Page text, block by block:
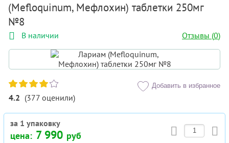
(Mefloquinum, Мефлохин) таблетки 250мг
№8
В наличии Отзывы (0)
4.2 (377 оценили)
Добавить в избранное
за 1 упаковку
цена: 7 990 руб